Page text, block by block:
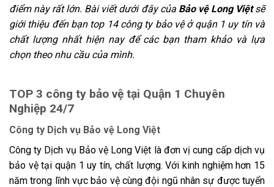
điểm này rất lớn. Bài viết dưới đây của Bảo vệ Long Việtsẽ
giới thiệu đến bạn top 14 công ty bảo vệ ở quận 1 uy tín và
chất lượng nhất hiện nay để các bạn tham khảo và lựa
chọn theo nhu cầu của mình.
TOP 3 công ty bảo vệ tại Quận 1 Chuyên
Nghiệp 24/7
Công ty Dịch vụ Bảo vệ Long Việt
Công ty Dịch vụ Bảo vệ Long Việt là đơn vị cung cấp dịch vụ
bảo vệ tại quận 1 uy tín, chất lượng. Với kinh nghiệm hơn 15
năm trong lĩnh vực bảo vệ cùng đội ngũ nhân sự được tuyển